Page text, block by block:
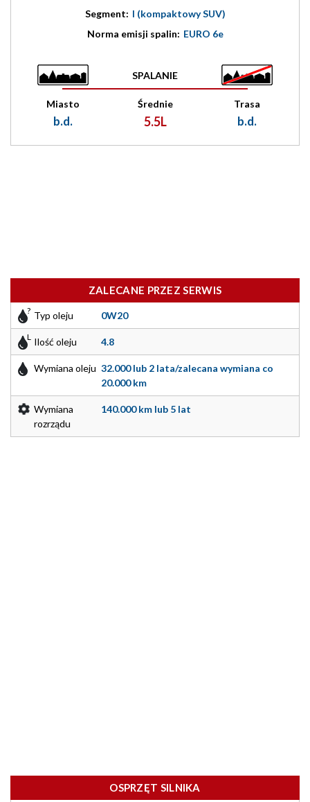
Segment: I (kompaktowy SUV)
Norma emisji spalin: EURO 6e
SPALANIE
Miasto
b.d.
Średnie
5.5L
Trasa
b.d.
ZALECANE PRZEZ SERWIS
Typ oleju 0W20
Ilość oleju 4.8
Wymiana oleju 32.000 lub 2 lata/zalecana wymiana co
20.000 km
Wymiana
rozrządu
140.000 km lub 5 lat
OSPRZĘT SILNIKA